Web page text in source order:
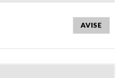
AVISE